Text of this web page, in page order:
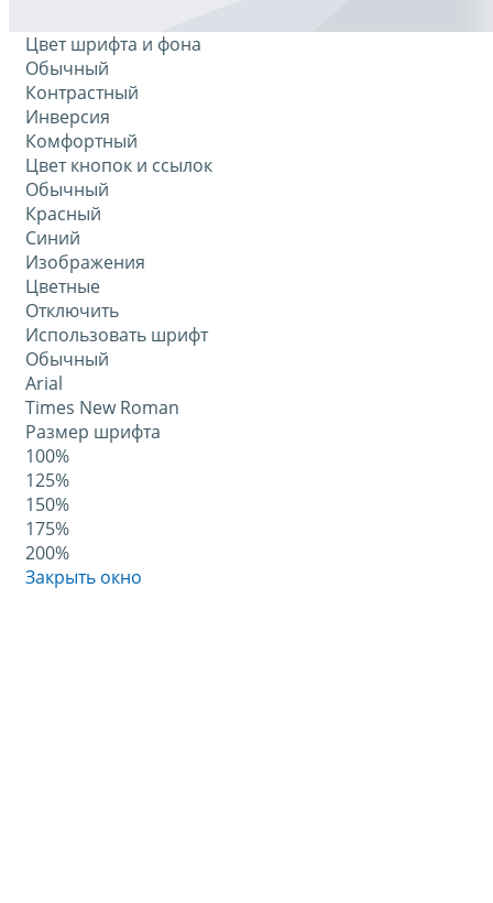
Цвет шрифта и фона
Обычный
Контрастный
Инверсия
Комфортный
Цвет кнопок и ссылок
Обычный
Красный
Синий
Изображения
Цветные
Отключить
Использовать шрифт
Обычный
Arial
Times New Roman
Размер шрифта
100%
125%
150%
175%
200%
Закрыть окно